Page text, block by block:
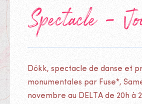
Spectacle -
Dökk, spectacle de danse et
monumentales par Fuse*,
novembre au DELTA de 20h à